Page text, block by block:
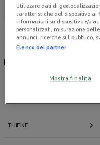
Best Friend, offerte e
THIENE
Utilizzare dati di
caratteristiche del dispositivo ai
informazioni su dispositivo e/o
personalizzati, misurazione
annunci, ricerche sul pubblico,
Elenco dei partner
Mostra finalità